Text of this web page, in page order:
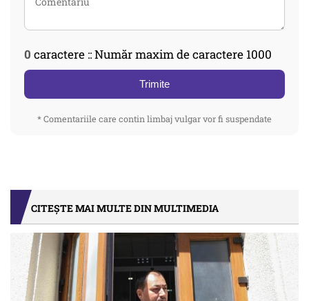
0 caractere :: Număr maxim de caractere 1000
Trimite
* Comentariile care contin limbaj vulgar vor fi suspendate
CITEȘTE MAI MULTE DIN MULTIMEDIA